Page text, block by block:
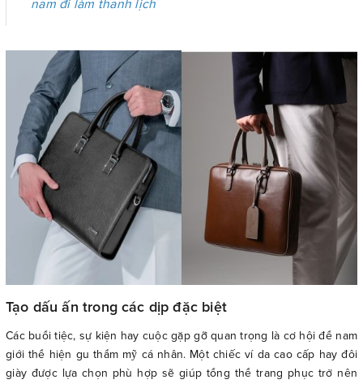
nam đi làm thanh lịch
Tạo dấu ấn trong các dịp đặc biệt
Các buổi tiệc, sự kiện hay cuộc gặp gỡ quan trọng là cơ hội để nam
giới thể hiện gu thẩm mỹ cá nhân. Một chiếc ví da cao cấp hay đôi
giày được lựa chọn phù hợp sẽ giúp tổng thể trang phục trở nên